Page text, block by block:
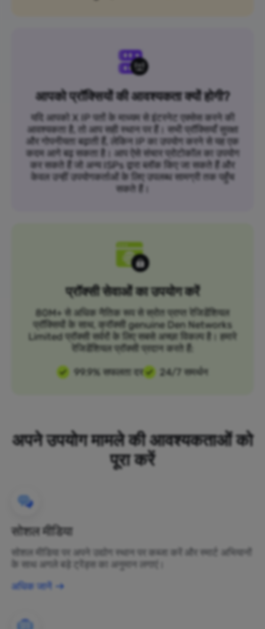
आपको प्रॉक्सियों की आवश्यकता क्यों होगी?
यदि आपको X IP पतों के माध्यम से इंटरनेट एक्सेस करने की
आवश्यकता है, तो आप सही स्थान पर हैं। सभी प्रॉक्सियाँ सुरक्षा
और गोपनीयता बढ़ाती हैं, लेकिन IP का उपयोग करने से यह एक
कदम आगे बढ़ सकता है। आप ऐसे संचार प्रोटोकॉल का उपयोग
कर सकते हैं जो अन्य ISPs द्वारा ब्लॉक किए जा सकते हैं और
केवल उन्हीं उपयोगकर्ताओं के लिए उपलब्ध सामग्री तक पहुँच
सकते हैं।
प्रॉक्सी सेवाओं का उपयोग करें
80M+ से अधिक नैतिक रूप से स्रोत प्राप्त रेजिडेंशियल
प्रॉक्सियों के साथ, क्रॉक्सी genuine Den Networks
Limited प्रॉक्सी सर्वरों के लिए सबसे अच्छा विकल्प है। हमारे
रेजिडेंशियल प्रॉक्सी प्रदान करते हैं:
99.9% सफलता दर
24/7 समर्थन
अपने उपयोग मामले की आवश्यकताओं को
पूरा करें
सोशल मीडिया
सोशल मीडिया पर अपने उद्योग स्थान पर कब्जा करें और स्मार्ट अभियानों
के साथ अगले बड़े ट्रेंड्स का अनुमान लगाएं।
अधिक जानें